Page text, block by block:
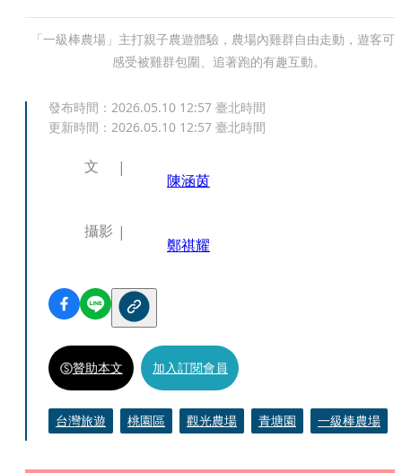
「一級棒農場」主打親子農遊體驗，農場內雞群自由走動，遊客可
感受被雞群包圍、追著跑的有趣互動。
發布時間： 2026.05.10 12:57 臺北時間
更新時間： 2026.05.10 12:57 臺北時間
文
陳涵茵
攝影
鄭祺耀
贊助本文 加入訂閱會員
台灣旅遊 桃園區 觀光農場 青塘園 一級棒農場